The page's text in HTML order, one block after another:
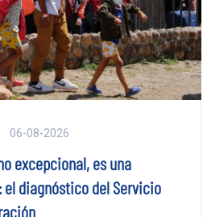
06-08-2026
excepcional, es una
diagnóstico del Servicio